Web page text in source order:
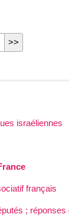
israéliennes
français
; réponses